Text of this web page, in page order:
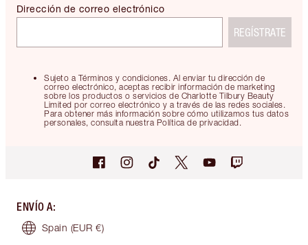
Sujeto a Términos y condiciones. Al enviar tu dirección de
correo electrónico, aceptas recibir información de marketing
sobre los productos o servicios de Charlotte Tilbury Beauty
Limited por correo electrónico y a través de las redes sociales.
Para obtener más información sobre cómo utilizamos tus datos
personales, consulta nuestra Política de privacidad.
Dirección de correo electrónico
REGÍSTRATE
ENVÍO A:
Spain (EUR €)